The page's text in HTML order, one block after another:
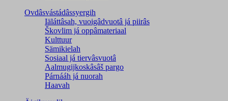
Ovdâsvástádâssyergih
Iäláttâsah, vuoigâdvuotâ já piirâs
Škovlim já oppâmateriaal
Kulttuur
Sämikielah
Sosiaal já tiervâsvuotâ
Aalmugijkoskâsâš pargo
Párnááh já nuorah
Haavah